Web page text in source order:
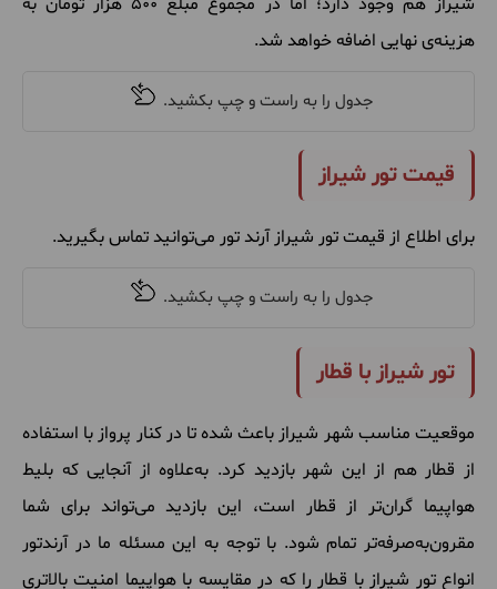
هزینه‌ی نهایی اضافه خواهد شد.
قیمت تور شیراز
برای اطلاع از قیمت تور شیراز آرند تور می‌توانید تماس بگیرید.
تور شیراز با قطار
موقعیت مناسب شهر شیراز باعث شده تا در کنار پرواز با استفاده
از قطار هم از این شهر بازدید کرد. به‌علاوه از آنجایی که بلیط
هواپیما گران‌تر از قطار است، این بازدید می‌تواند برای شما
مقرون‌به‌صرفه‌تر تمام شود. با توجه به این مسئله ما در آرندتور
انواع تور شیراز با قطار را که در مقایسه با هواپیما امنیت بالاتری